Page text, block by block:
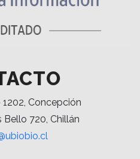
Concepción
Bello 720, Chillán